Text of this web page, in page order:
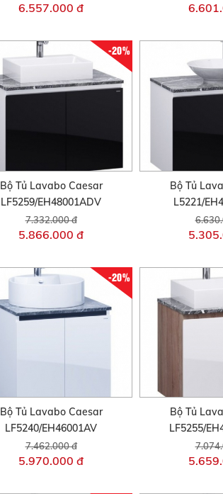
6.557.000 đ
-20%
Bộ Tủ Lavabo Caesar
LF5259/EH48001ADV
7.332.000 đ
5.866.000 đ
Bộ Tủ
L5221/
-20%
Bộ Tủ Lavabo Caesar
LF5240/EH46001AV
7.462.000 đ
5.970.000 đ
Bộ Tủ
LF5255/